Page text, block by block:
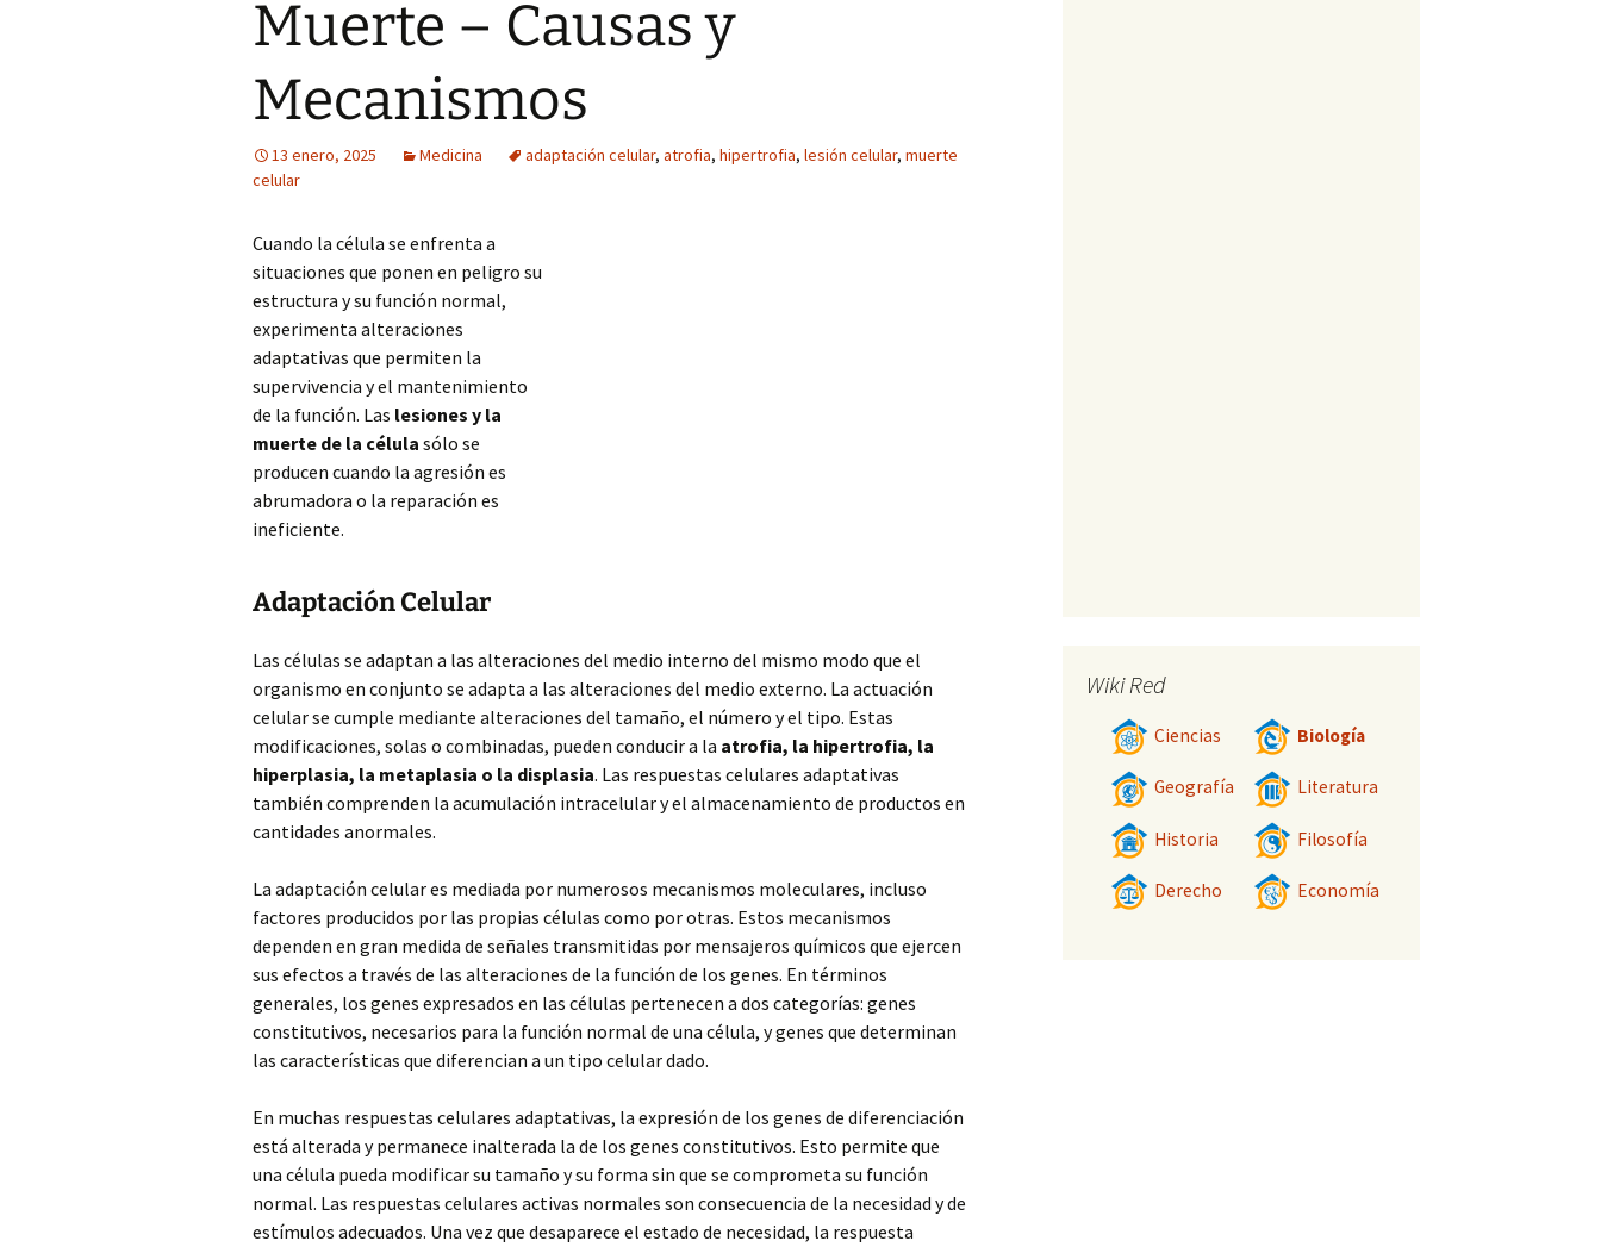
Muerte – Causas y
Mecanismos
13 enero, 2025 Medicina adaptación celular, atrofia, hipertrofia, lesión celular, muerte
celular
Cuando la célula se enfrenta a
situaciones que ponen en peligro su
estructura y su función normal,
experimenta alteraciones
adaptativas que permiten la
supervivencia y el mantenimiento
de la función. Las lesiones y la
muerte de la célula sólo se
producen cuando la agresión es
abrumadora o la reparación es
ineficiente.
Adaptación Celular
Las células se adaptan a las alteraciones del medio interno del mismo modo que el
organismo en conjunto se adapta a las alteraciones del medio externo. La actuación
celular se cumple mediante alteraciones del tamaño, el número y el tipo. Estas
modificaciones, solas o combinadas, pueden conducir a la atrofia, la hipertrofia, la
hiperplasia, la metaplasia o la displasia. Las respuestas celulares adaptativas
también comprenden la acumulación intracelular y el almacenamiento de productos en
cantidades anormales.
La adaptación celular es mediada por numerosos mecanismos moleculares, incluso
factores producidos por las propias células como por otras. Estos mecanismos
dependen en gran medida de señales transmitidas por mensajeros químicos que ejercen
sus efectos a través de las alteraciones de la función de los genes. En términos
generales, los genes expresados en las células pertenecen a dos categorías: genes
constitutivos, necesarios para la función normal de una célula, y genes que determinan
las características que diferencian a un tipo celular dado.
En muchas respuestas celulares adaptativas, la expresión de los genes de diferenciación
está alterada y permanece inalterada la de los genes constitutivos. Esto permite que
una célula pueda modificar su tamaño y su forma sin que se comprometa su función
normal. Las respuestas celulares activas normales son consecuencia de la necesidad y de
estímulos adecuados. Una vez que desaparece el estado de necesidad, la respuesta
Wiki Red
Ciencias Biología
Geografía Literatura
Historia Filosofía
Derecho Economía